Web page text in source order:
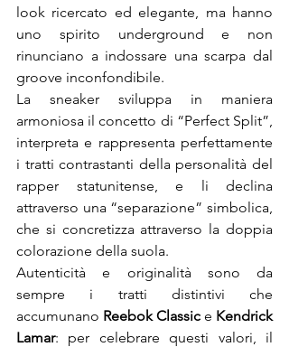
look ricercato ed elegante, ma hanno
uno spirito underground e non
rinunciano a indossare una scarpa dal
La sneaker sviluppa in maniera
armoniosa il concetto di “Perfect Split”,
interpreta e rappresenta perfettamente
i tratti contrastanti della personalità del
rapper statunitense, e li declina
attraverso una “separazione” simbolica,
che si concretizza attraverso la doppia
Autenticità e originalità sono da
sempre i tratti distintivi che
accumunano Reebok Classic e Kendrick
Lamar: per celebrare questi valori, il